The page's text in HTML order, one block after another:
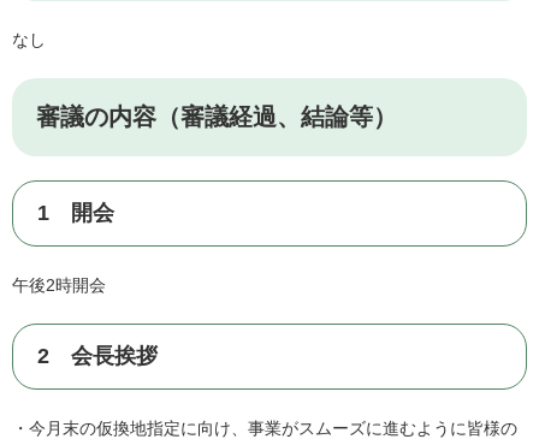
なし
審議の内容（審議経過、結論等）
1 開会
午後2時開会
2 会長挨拶
・今月末の仮換地指定に向け、事業がスムーズに進むように皆様の